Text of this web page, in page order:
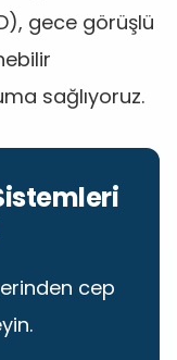
gece görüşlü
sağlıyoruz.
cep